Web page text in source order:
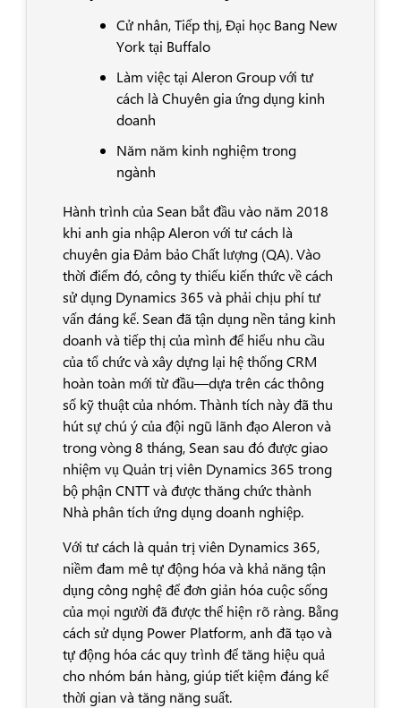
Cử nhân, Tiếp thị, Đại học Bang New
York tại Buffalo
Làm việc tại Aleron Group với tư
cách là Chuyên gia ứng dụng kinh
doanh
Năm năm kinh nghiệm trong
ngành
Hành trình của Sean bắt đầu vào năm 2018
khi anh gia nhập Aleron với tư cách là
chuyên gia Đảm bảo Chất lượng (QA). Vào
thời điểm đó, công ty thiếu kiến thức về cách
sử dụng Dynamics 365 và phải chịu phí tư
vấn đáng kể. Sean đã tận dụng nền tảng kinh
doanh và tiếp thị của mình để hiểu nhu cầu
của tổ chức và xây dựng lại hệ thống CRM
hoàn toàn mới từ đầu—dựa trên các thông
số kỹ thuật của nhóm. Thành tích này đã thu
hút sự chú ý của đội ngũ lãnh đạo Aleron và
trong vòng 8 tháng, Sean sau đó được giao
nhiệm vụ Quản trị viên Dynamics 365 trong
bộ phận CNTT và được thăng chức thành
Nhà phân tích ứng dụng doanh nghiệp.
Với tư cách là quản trị viên Dynamics 365,
niềm đam mê tự động hóa và khả năng tận
dụng công nghệ để đơn giản hóa cuộc sống
của mọi người đã được thể hiện rõ ràng. Bằng
cách sử dụng Power Platform, anh đã tạo và
tự động hóa các quy trình để tăng hiệu quả
cho nhóm bán hàng, giúp tiết kiệm đáng kể
thời gian và tăng năng suất.